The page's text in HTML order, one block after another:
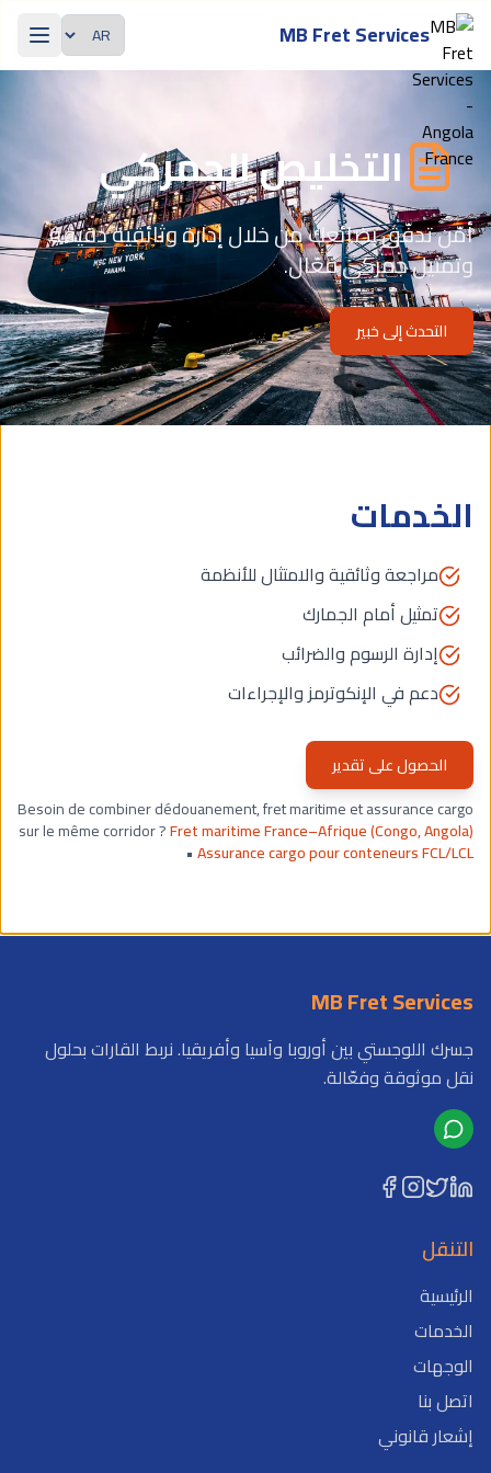
Passer au contenu principal
MB Fret Services اللغة
التخليص الجمركي
أمّن تدفّق بضائعك من خلال إدارة وثائقية دقيقة
وتمثيل جمركي فعّال.
التحدث إلى خبير
الخدمات
مراجعة وثائقية والامتثال للأنظمة
تمثيل أمام الجمارك
إدارة الرسوم والضرائب
دعم في الإنكوترمز والإجراءات
الحصول على تقدير
Besoin de combiner dédouanement, fret maritime et assurance cargo
sur le même corridor ?Fret maritime France–Afrique (Congo, Angola)
•Assurance cargo pour conteneurs FCL/LCL
MB Fret Services
جسرك اللوجستي بين أوروبا وآسيا وأفريقيا. نربط القارات بحلول
نقل موثوقة وفعّالة.
التنقل
الرئيسية
الخدمات
الوجهات
اتصل بنا
إشعار قانوني